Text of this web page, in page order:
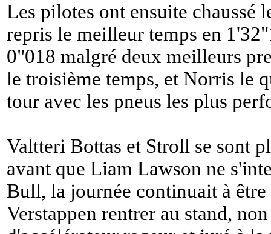
Les pilotes ont ensuite chaussé
repris le meilleur temps en
0"018 malgré deux meilleurs
le troisième temps, et Norris le
tour avec les pneus les plus
Valtteri Bottas et Stroll se sont
avant que Liam Lawson ne
Bull, la journée continuait à
Verstappen rentrer au stand,